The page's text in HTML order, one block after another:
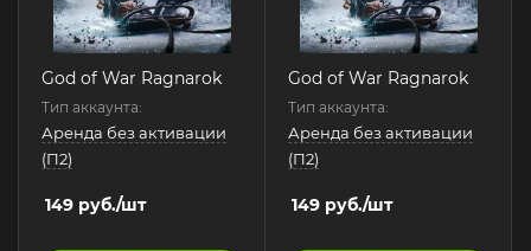
God of War Ragnarok
Тип аккаунта:
Аренда без активации
(П2)
149 руб./шт
God of War Ragnarok
Тип аккаунта:
Аренда без активации
(П2)
149 руб./шт